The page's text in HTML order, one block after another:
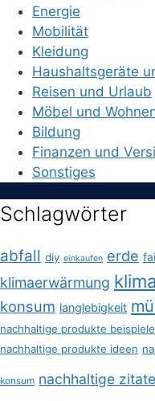
Energie
Mobilität
Kleidung
Haushaltsgeräte
Reisen und Urlaub
Möbel und
Bildung
Finanzen und
Sonstiges
Schlagwörter
abfall diy einkaufen erde
klimaerwärmung
konsum langlebigkeit
nachhaltige produkte beispiele
nachhaltige produkte ideen
konsum nachhaltige zitate